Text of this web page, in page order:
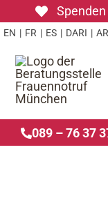
Inhalt
EN | FR | ES | DARI | AR
089 – 76 37